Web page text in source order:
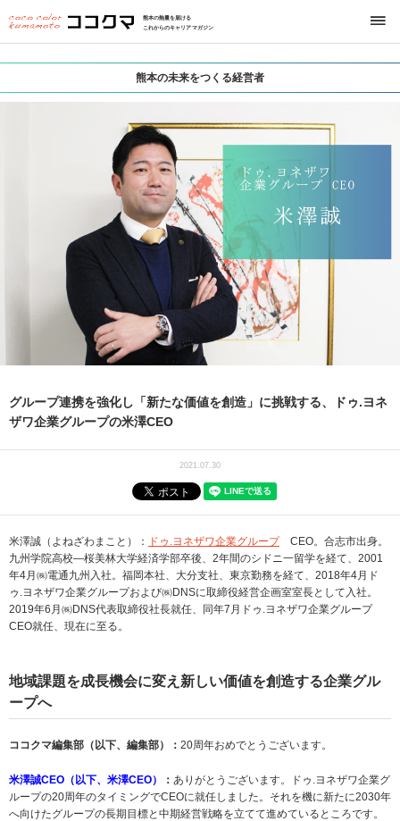
熊本の熱量を届ける
これからのキャリアマガジン
熊本の未来をつくる経営者
グループ連携を強化し「新たな価値を創造」に挑戦する、ドゥ.ヨネ
ザワ企業グループの米澤CEO
2021.07.30
米澤誠（よねざわまこと）： ドゥ.ヨネザワ企業グループCEO。合志市出身。
九州学院高校―桜美林大学経済学部卒後、2年間のシドニ一留学を経て、2001
年4月㈱電通九州入社。福岡本社、大分支社、東京勤務を経て、2018年4月ド
ゥ.ヨネザワ企業グループおよび㈱DNSに取締役経営企画室室長として入社。
2019年6月㈱DNS代表取締役社長就任、同年7月ドゥ.ヨネザワ企業グループ
CEO就任、現在に至る。
地域課題を成長機会に変え新しい価値を創造する企業グル
ープへ
ココクマ編集部（以下、編集部）： 20周年おめでとうございます。
米澤誠CEO（以下、米澤CEO） ： ありがとうございます。ドゥ.ヨネザワ企業グ
ループの20周年のタイミングでCEOに就任しました。それを機に新たに2030年
へ向けたグループの長期目標と中期経営戦略を立てて進めているところです。